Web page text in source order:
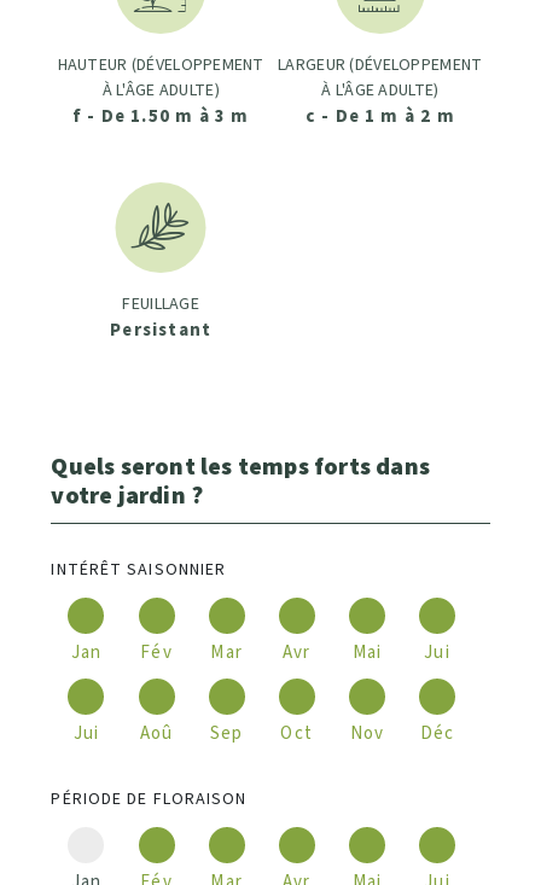
HAUTEUR (DÉVELOPPEMENT
À L'ÂGE ADULTE)
f - De 1.50 m à 3 m
LARGEUR (DÉVELOPPEMENT
À L'ÂGE ADULTE)
c - De 1 m à 2 m
FEUILLAGE
Persistant
Quels seront les temps forts dans
votre jardin ?
INTÉRÊT SAISONNIER
Jan Fév Mar Avr Mai Jui
Jui Aoû Sep Oct Nov Déc
PÉRIODE DE FLORAISON